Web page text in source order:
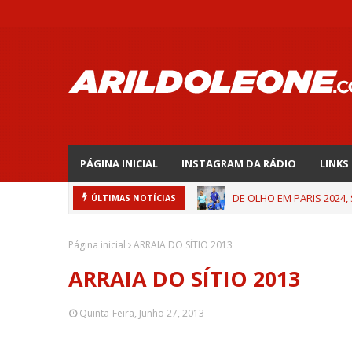
PÁGINA INICIAL INSTAGRAM DA RÁDIO LINKS
ÚLTIMAS NOTÍCIAS DE OLHO EM PARIS 2024,
Página inicial ARRAIA DO SÍTIO 2013
ARRAIA DO SÍTIO 2013
Quinta-Feira, Junho 27, 2013